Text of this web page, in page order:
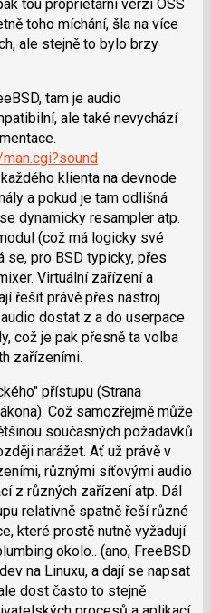
tou proprietární verzí OSS
toho míchání, šla na více
ale stejně to bylo brzy
tam je audio
ale také nevychází
klienta na devnode
a pokud je tam odlišná
dynamicky resampler atp.
(což má logicky své
se, pro BSD typicky, přes
Virtuální zařízení a
řešit právě přes nástroj
dostat z a do userpace
což je pak přesně ta volba
zařízeními.
přístupu (Strana
Což samozřejmě může
současných požadavků
narážet. Ať už právě v
různými síťovými audio
z různých zařízení atp. Dál
relativně spatně řeší různé
které prostě nutně vyžadují
okolo.. (ano, FreeBSD
na Linuxu, a dají se napsat
dost často to stejně